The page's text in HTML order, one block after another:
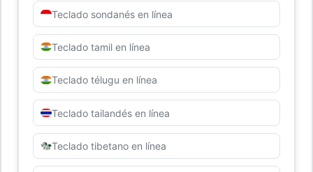
Teclado sondanés en línea
Teclado tamil en línea
Teclado télugu en línea
Teclado tailandés en línea
Teclado tibetano en línea